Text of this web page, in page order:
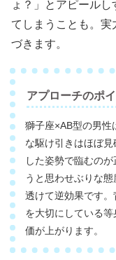
ょ？」とアピール
てしまうことも。
づきます。
アプローチのポ
獅子座×AB型の男性
な駆け引きはほぼ
した姿勢で臨むの
うと思わせぶりな
透けて逆効果です
を大切にしている
価が上がります。